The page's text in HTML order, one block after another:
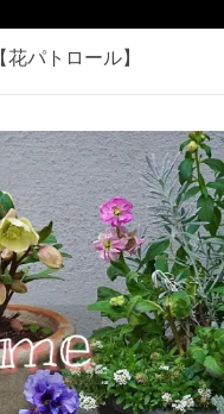
【花パトロール】